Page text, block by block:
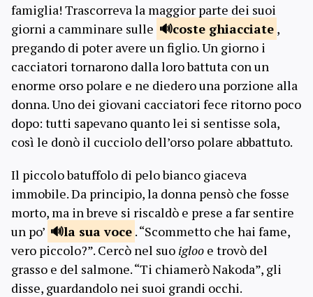
famiglia! Trascorreva la maggior parte dei suoi
giorni a camminare sulle
coste ghiacciate ,
pregando di poter avere un figlio. Un giorno i
cacciatori tornarono dalla loro battuta con un
enorme orso polare e ne diedero una porzione alla
donna. Uno dei giovani cacciatori fece ritorno poco
dopo: tutti sapevano quanto lei si sentisse sola,
così le donò il cucciolo dell’orso polare abbattuto.
Il piccolo batuffolo di pelo bianco giaceva
immobile. Da principio, la donna pensò che fosse
morto, ma in breve si riscaldò e prese a far sentire
un po’
la sua voce . “Scommetto che hai fame,
vero piccolo?”. Cercò nel suo igloo e trovò del
grasso e del salmone. “Ti chiamerò Nakoda”, gli
disse, guardandolo nei suoi grandi occhi.